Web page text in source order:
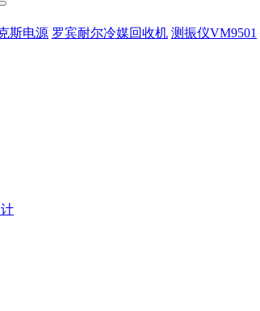
斯电源 罗宾耐尔冷媒回收机 测振仪VM9501